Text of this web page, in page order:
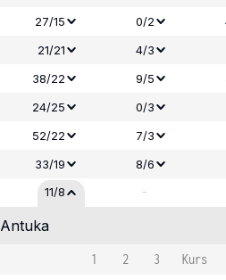
27/15 0/2
21/21 4/3
38/22 9/5
24/25 0/3
52/22
7/3
33/19
8/6
11/8 -
Antuka
1 2 3
Kurs